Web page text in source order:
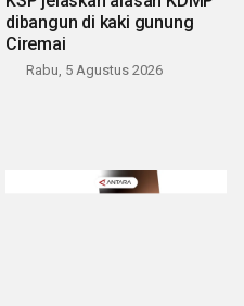
dibangun di kaki gunung
Ciremai
Rabu, 5 Agustus 2026